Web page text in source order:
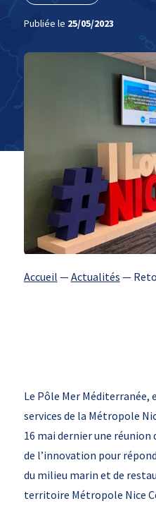
Publiée le 25/05/2023
Accueil —Actualités —
Le Pôle Mer Méditerranée,
services de la Métropole
16 mai dernier une
de l’innovation pour
du milieu marin et de
territoire Métropole Nice